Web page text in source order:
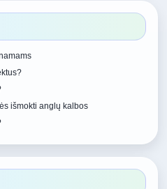
išmokti anglų kalbos